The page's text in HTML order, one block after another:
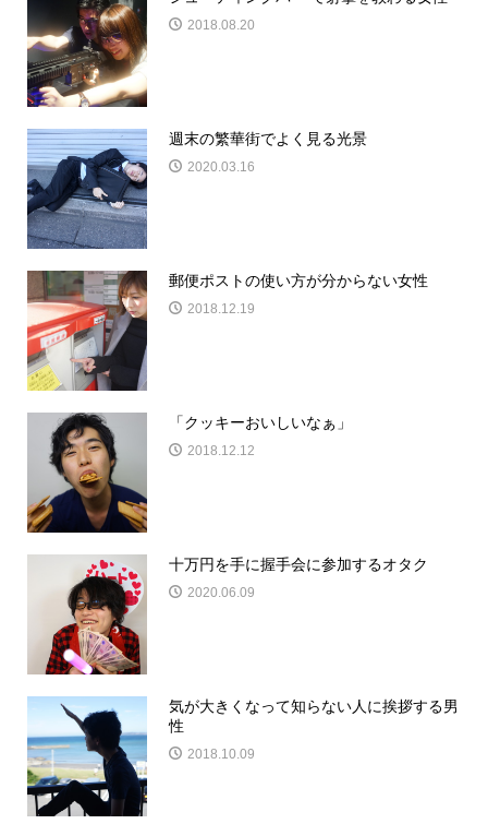
2018.08.20
週末の繁華街でよく見る光景
2020.03.16
郵便ポストの使い方が分からない女性
2018.12.19
「クッキーおいしいなぁ」
2018.12.12
十万円を手に握手会に参加するオタク
2020.06.09
気が大きくなって知らない人に挨拶する男
性
2018.10.09